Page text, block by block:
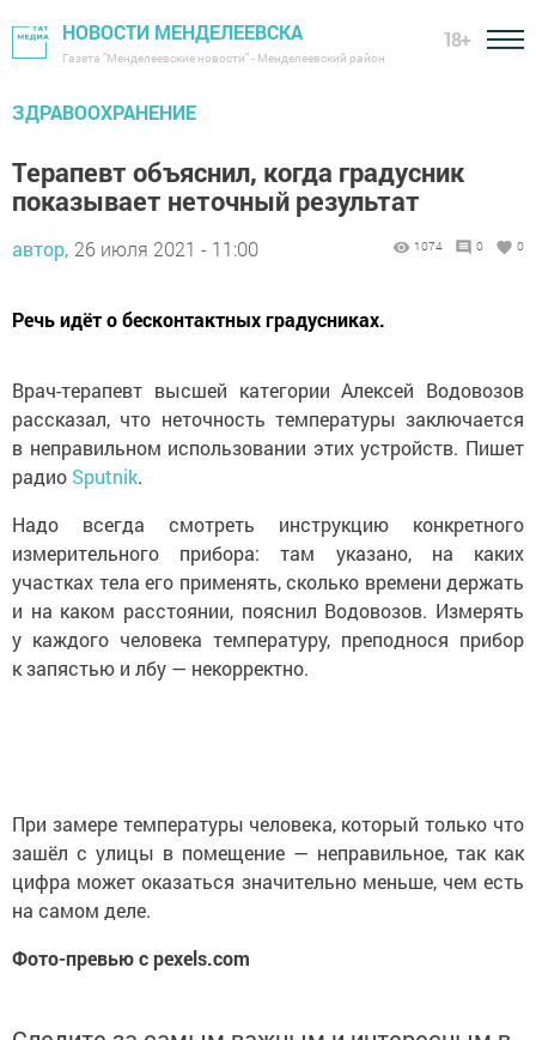
НОВОСТИ МЕНДЕЛЕЕВСКА
Газета "Менделеевские новости" - Менделеевский район
18+
ЗДРАВООХРАНЕНИЕ
Терапевт объяснил, когда градусник
показывает неточный результат
автор, 26 июля 2021 - 11:00 1074 0 0
Речь идёт о бесконтактных градусниках.
Врач-терапевт высшей категории Алексей Водовозов
рассказал, что неточность температуры заключается
в неправильном использовании этих устройств. Пишет
радио Sputnik.
Надо всегда смотреть инструкцию конкретного
измерительного прибора: там указано, на каких
участках тела его применять, сколько времени держать
и на каком расстоянии, пояснил Водовозов. Измерять
у каждого человека температуру, преподнося прибор
к запястью и лбу — некорректно.
При замере температуры человека, который только что
зашёл с улицы в помещение — неправильное, так как
цифра может оказаться значительно меньше, чем есть
на самом деле.
Фото-превью с pexels.com